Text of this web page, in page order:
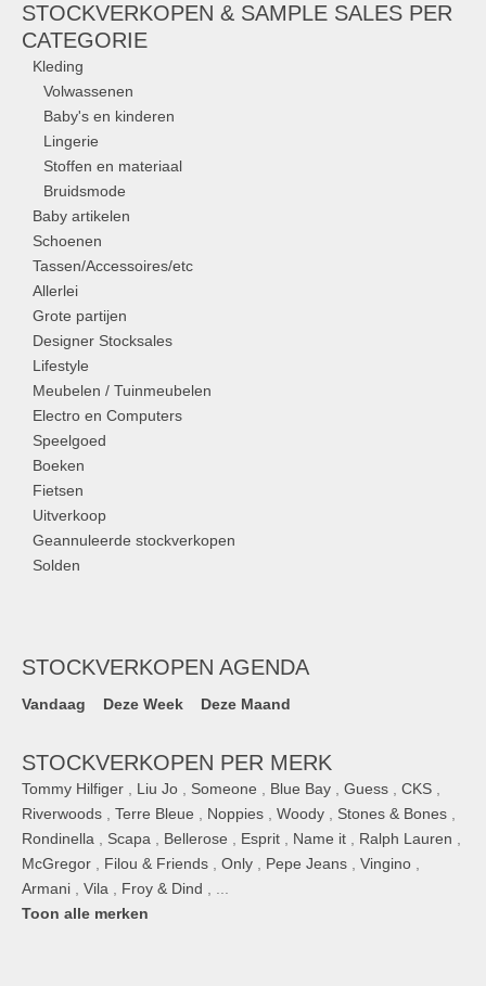
STOCKVERKOPEN & SAMPLE SALES PER
CATEGORIE
Kleding
Volwassenen
Baby's en kinderen
Lingerie
Stoffen en materiaal
Bruidsmode
Baby artikelen
Schoenen
Tassen/Accessoires/etc
Allerlei
Grote partijen
Designer Stocksales
Lifestyle
Meubelen / Tuinmeubelen
Electro en Computers
Speelgoed
Boeken
Fietsen
Uitverkoop
Geannuleerde stockverkopen
Solden
STOCKVERKOPEN AGENDA
Vandaag Deze Week Deze Maand
STOCKVERKOPEN PER MERK
Tommy Hilfiger Liu Jo Someone Blue Bay Guess CKS
Riverwoods
Terre Bleue Noppies Woody Stones & Bones
Rondinella
Scapa Bellerose Esprit Name it Ralph Lauren
McGregor
Filou & Friends Only Pepe Jeans Vingino
Armani
Vila Froy & Dind
Toon alle merken